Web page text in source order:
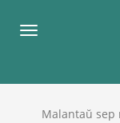
قائمة
Malantaŭ